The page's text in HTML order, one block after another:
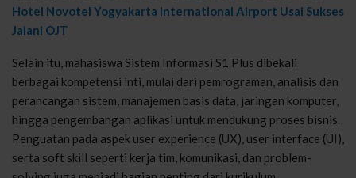
Hotel Novotel Yogyakarta International Airport Usai Sukses
Jalani OJT
Selain itu, mahasiswa Sistem Informasi S1 Plus dibekali
berbagai kompetensi inti, mulai dari pemrograman, analisis dan
perancangan sistem, manajemen basis data, jaringan komputer,
hingga pengembangan aplikasi untuk mendukung proses bisnis.
Penguatan pada aspek user experience (UX), user interface (UI),
serta soft skill seperti kerja tim, komunikasi, dan problem-